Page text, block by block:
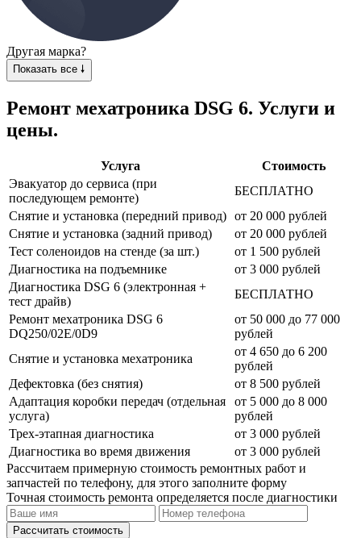
Другая марка?
Показать все 🠗
Ремонт мехатроника DSG 6. Услуги и
цены.
Услуга
Стоимость
Эвакуатор до сервиса (при
последующем ремонте)
БЕСПЛАТНО
Снятие и установка (передний привод) от 20 000 рублей
Снятие и установка (задний привод)
от 20 000 рублей
Тест соленоидов на стенде (за шт.)
от 1 500 рублей
Диагностика на подъемнике
от 3 000 рублей
Диагностика DSG 6 (электронная +
тест драйв)
БЕСПЛАТНО
Ремонт мехатроника DSG 6
DQ250/02E/0D9
от 50 000 до 77 000
рублей
Снятие и установка мехатроника
от 4 650 до 6 200
рублей
Дефектовка (без снятия)
от 8 500 рублей
Адаптация коробки передач (отдельная
услуга)
от 5 000 до 8 000
рублей
Трех-этапная диагностика
от 3 000 рублей
Диагностика во время движения
от 3 000 рублей
Рассчитаем примерную стоимость ремонтных работ и
запчастей по телефону, для этого заполните форму
Точная стоимость ремонта определяется после диагностики
Рассчитать стоимость